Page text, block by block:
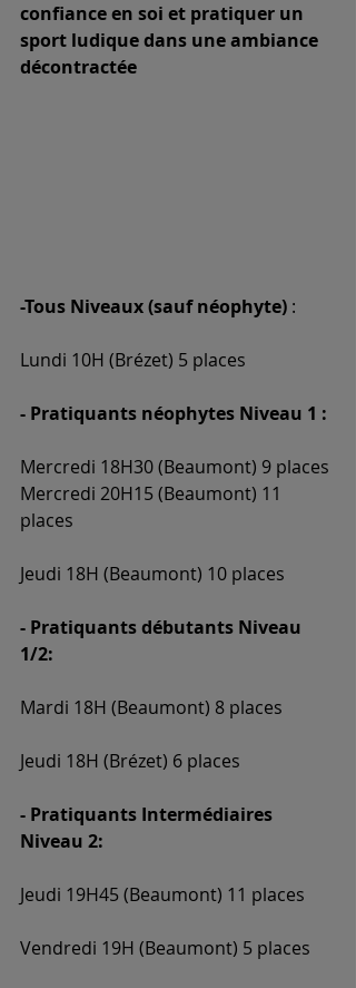
confiance en soi et pratiquer un
sport ludique dans une ambiance
décontractée
-Tous Niveaux (sauf néophyte) :
Lundi 10H (Brézet) 5 places
- Pratiquants néophytes Niveau 1 :
Mercredi 18H30 (Beaumont) 9 places
Mercredi 20H15 (Beaumont) 11
places
Jeudi 18H (Beaumont) 10 places
- Pratiquants débutants Niveau
1/2:
Mardi 18H (Beaumont) 8 places
Jeudi 18H (Brézet) 6 places
- Pratiquants Intermédiaires
Niveau 2:
Jeudi 19H45 (Beaumont) 11 places
Vendredi 19H (Beaumont) 5 places